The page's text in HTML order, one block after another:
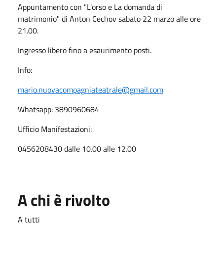
Appuntamento con "L'orso e La domanda di
matrimonio" di Anton Cechov sabato 22 marzo alle ore
21.00.
Ingresso libero fino a esaurimento posti.
Info:
mario.nuovacompagniateatrale@gmail.com
Whatsapp: 3890960684
Ufficio Manifestazioni:
0456208430 dalle 10.00 alle 12.00
A chi è rivolto
A tutti